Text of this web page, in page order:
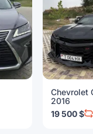
Chevrolet
2016
19 500 $